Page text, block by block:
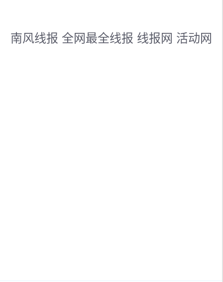
南风线报 全网最全线报 线报网 活动网